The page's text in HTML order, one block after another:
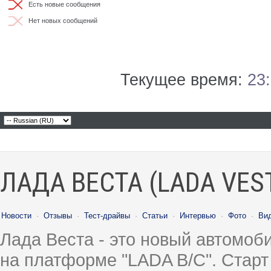
Есть новые сообщения
Нет новых сообщений
Текущее время:
ЛАДА ВЕСТА (LADA
Новости · Отзывы · Тест-драйвы · Статьи · Интервью · Фото ·
Лада Веста - это новый
на платформе "LADA B/C".